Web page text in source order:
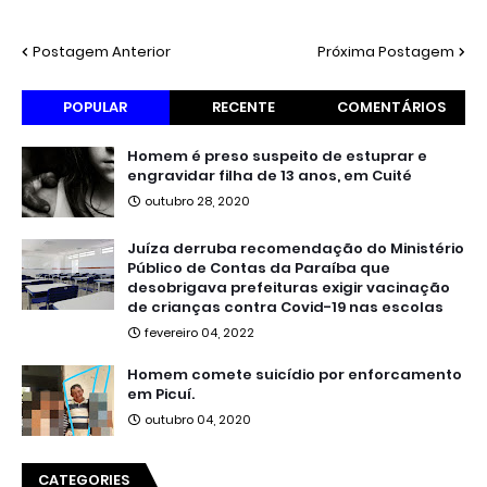
Postagem Anterior Próxima Postagem
POPULAR RECENTE COMENTÁRIOS
Homem é preso suspeito de estuprar e
engravidar filha de 13 anos, em Cuité
outubro 28, 2020
Juíza derruba recomendação do Ministério
Público de Contas da Paraíba que
desobrigava prefeituras exigir vacinação
de crianças contra Covid-19 nas escolas
fevereiro 04, 2022
Homem comete suicídio por enforcamento
em Picuí.
outubro 04, 2020
CATEGORIES